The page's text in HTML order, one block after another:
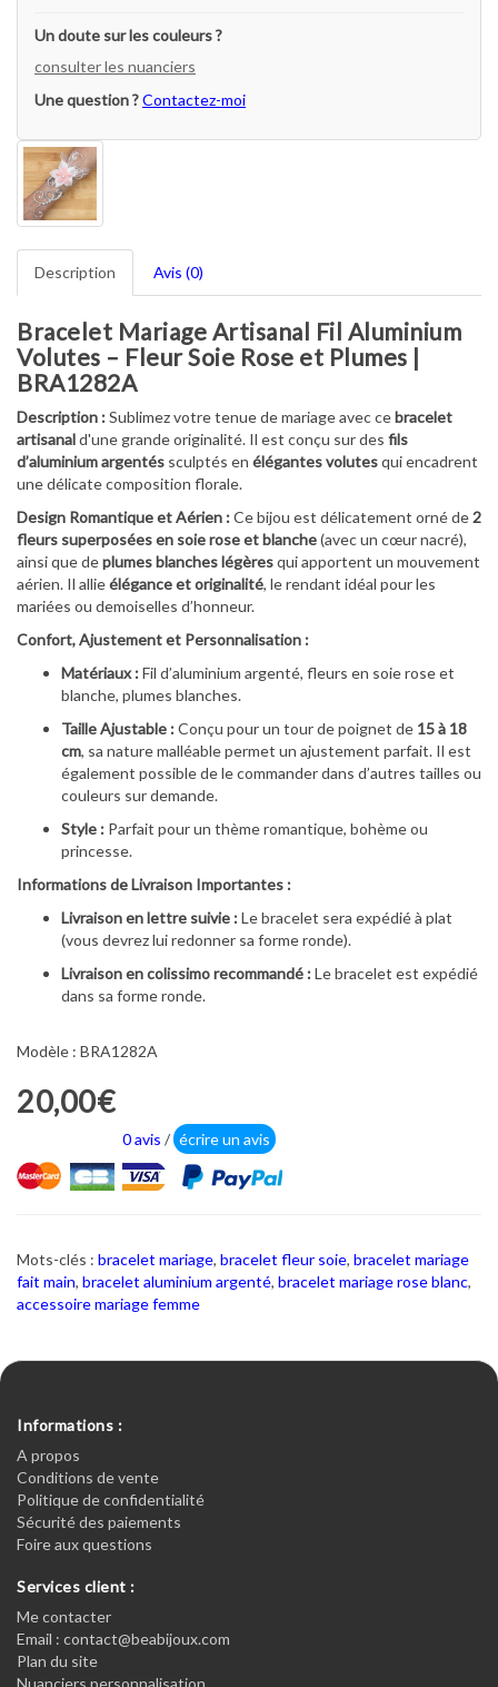
Un doute sur les couleurs ?
consulter les nuanciers
Une question ?Contactez-moi
Description Avis (0)
Bracelet Mariage Artisanal Fil Aluminium
Volutes – Fleur Soie Rose et Plumes |
BRA1282A
Description :Sublimez votre tenue de mariage avec cebracelet
artisanald'une grande originalité. Il est conçu sur des fils
d’aluminium argentés sculptés en élégantes volutesqui encadrent
une délicate composition florale.
Design Romantique et Aérien :Ce bijou est délicatement orné de2
fleurs superposées en soie rose et blanche(avec un cœur nacré),
ainsi que deplumes blanches légèresqui apportent un mouvement
aérien. Il allieélégance et originalité, le rendant idéal pour les
mariées ou demoiselles d’honneur.
Confort, Ajustement et Personnalisation :
Matériaux :Fil d’aluminium argenté, fleurs en soie rose et
blanche, plumes blanches.
Taille Ajustable :Conçu pour un tour de poignet de 15 à 18
cm, sa nature malléable permet un ajustement parfait. Il est
également possible de le commander dans d’autres tailles ou
couleurs sur demande.
Style : Parfait pour un thème romantique, bohème ou
princesse.
Informations de Livraison Importantes :
Livraison en lettre suivie :Le bracelet sera expédié à plat
(vous devrez lui redonner sa forme ronde).
Livraison en colissimo recommandé :Le bracelet est expédié
dans sa forme ronde.
Modèle : BRA1282A
20,00€
0 avis / écrire un avis
Mots-clés : bracelet mariage, bracelet fleur soie, bracelet mariage
fait main, bracelet aluminium argenté, bracelet mariage rose blanc,
accessoire mariage femme
Informations :
A propos
Conditions de vente
Politique de confidentialité
Sécurité des paiements
Foire aux questions
Services client :
Me contacter
Email : contact@beabijoux.com
Plan du site
Nuanciers personnalisation